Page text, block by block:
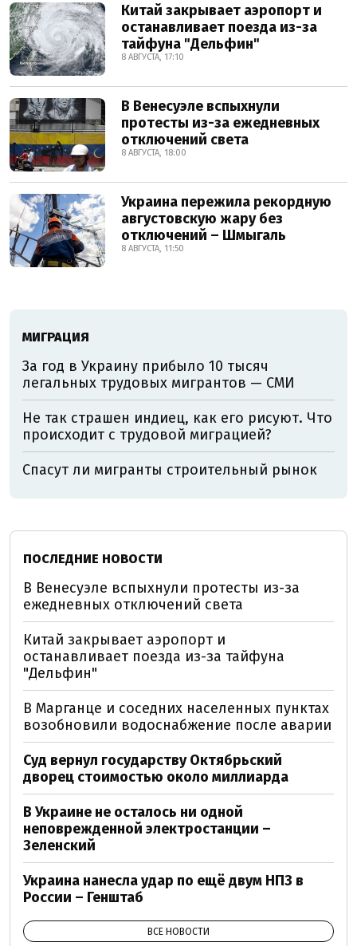
Китай закрывает аэропорт и
останавливает поезда из-за
тайфуна "Дельфин"
8 АВГУСТА, 17:10
В Венесуэле вспыхнули
протесты из-за ежедневных
отключений света
8 АВГУСТА, 18:00
Украина пережила рекордную
августовскую жару без
отключений – Шмыгаль
8 АВГУСТА, 11:50
МИГРАЦИЯ
За год в Украину прибыло 10 тысяч
легальных трудовых мигрантов — СМИ
Не так страшен индиец, как его рисуют. Что
происходит с трудовой миграцией?
Спасут ли мигранты строительный рынок
ПОСЛЕДНИЕ НОВОСТИ
В Венесуэле вспыхнули протесты из-за
ежедневных отключений света
Китай закрывает аэропорт и
останавливает поезда из-за тайфуна
"Дельфин"
В Марганце и соседних населенных пунктах
возобновили водоснабжение после аварии
Суд вернул государству Октябрьский
дворец стоимостью около миллиарда
В Украине не осталось ни одной
неповрежденной электростанции –
Зеленский
Украина нанесла удар по ещё двум НПЗ в
России – Генштаб
ВСЕ НОВОСТИ